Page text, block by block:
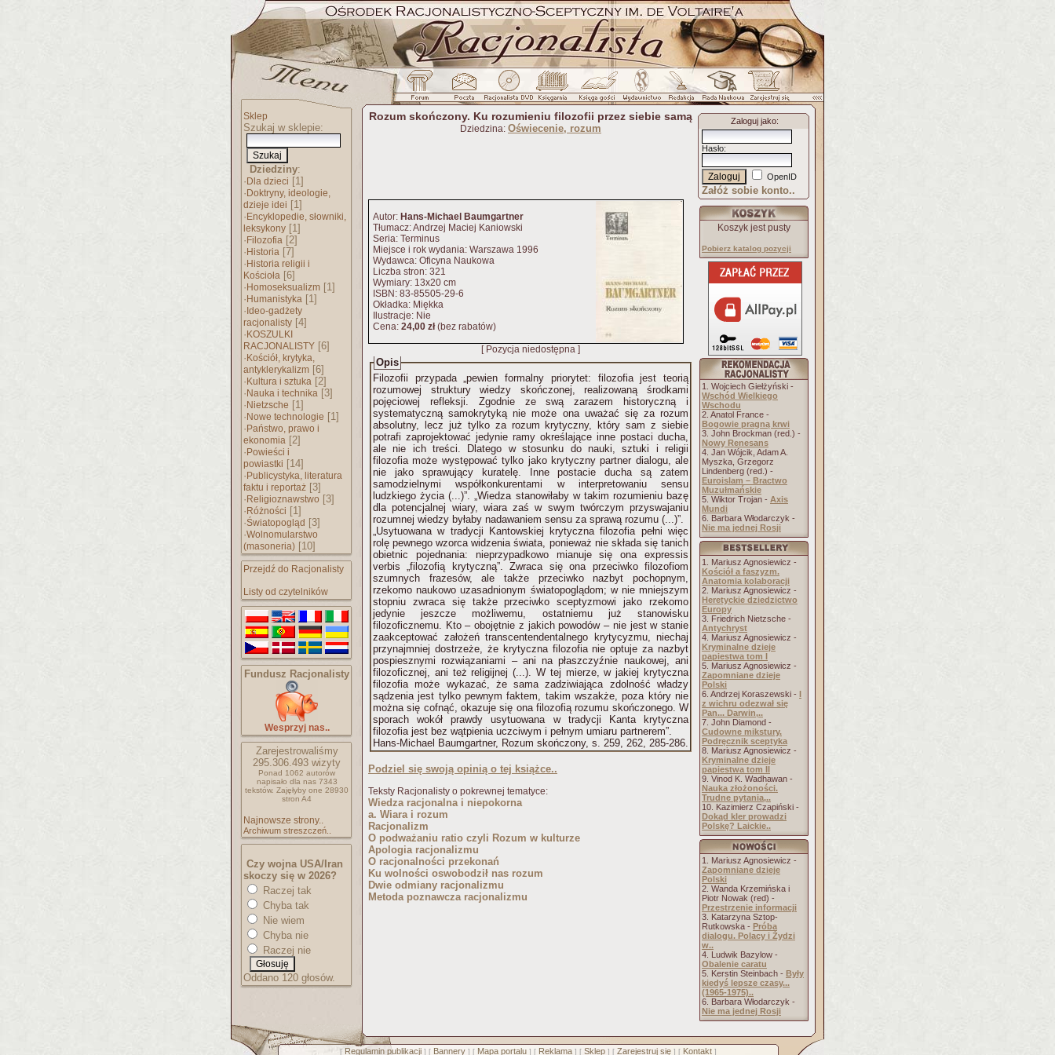
Sklep
Szukaj w sklepie:
Dziedziny:
· Dla dzieci [1]
· Doktryny, ideologie,
dzieje idei [1]
· Encyklopedie, słowniki,
leksykony [1]
· Filozofia [2]
· Historia [7]
· Historia religii i
Kościoła [6]
· Homoseksualizm [1]
· Humanistyka [1]
· Ideo-gadżety
racjonalisty [4]
· KOSZULKI
RACJONALISTY [6]
· Kościół, krytyka,
antyklerykalizm [6]
· Kultura i sztuka [2]
· Nauka i technika [3]
· Nietzsche [1]
· Nowe technologie [1]
· Państwo, prawo i
ekonomia [2]
· Powieści i
powiastki [14]
· Publicystyka, literatura
faktu i reportaż [3]
· Religioznawstwo [3]
· Różności [1]
·Światopogląd [3]
·Wolnomularstwo
(masoneria) [10]
Przejdź do Racjonalisty
Listy od czytelników
Fundusz Racjonalisty
Wesprzyj nas..
Zarejestrowaliśmy
295.306.493 wizyty
Ponad 1062 autorów
napisało dla nas 7343
tekstów. Zajęłyby one 28930
stron A4
Najnowsze strony..
Archiwum streszczeń..
Czy wojna USA/Iran
skoczy się w 2026?
Raczej tak
Chyba tak
Nie wiem
Chyba nie
Raczej nie
Oddano 120 głosów.
Rozum skończony. Ku rozumieniu filozofii przez siebie samą
Dziedzina: Oświecenie, rozum
Autor: Hans-Michael Baumgartner
Tłumacz: Andrzej Maciej Kaniowski
Seria: Terminus
Miejsce i rok wydania: Warszawa 1996
Wydawca: Oficyna Naukowa
Liczba stron: 321
Wymiary: 13x20 cm
ISBN: 83-85505-29-6
Okładka: Miękka
Ilustracje: Nie
Cena: 24,00 zł(bez rabatów)
[ Pozycja niedostępna ]
Opis
Filozofii przypada „pewien formalny priorytet: filozofia jest teorią
rozumowej struktury wiedzy skończonej, realizowaną środkami
pojęciowej refleksji. Zgodnie ze swą zarazem historyczną i
systematyczną samokrytyką nie może ona uważać się za rozum
absolutny, lecz już tylko za rozum krytyczny, który sam z siebie
potrafi zaprojektować jedynie ramy określające inne postaci ducha,
ale nie ich treści. Dlatego w stosunku do nauki, sztuki i religii
filozofia może występować tylko jako krytyczny partner dialogu, ale
nie jako sprawujący kuratelę. Inne postacie ducha są zatem
samodzielnymi współkonkurentami w interpretowaniu sensu
ludzkiego życia (...)”. „Wiedza stanowiłaby w takim rozumieniu bazę
dla potencjalnej wiary, wiara zaś w swym twórczym przyswajaniu
rozumnej wiedzy byłaby nadawaniem sensu za sprawą rozumu (...)”.
„Usytuowana w tradycji Kantowskiej krytyczna filozofia pełni więc
rolę pewnego wzorca widzenia świata, ponieważ nie składa się tanich
obietnic pojednania: nieprzypadkowo mianuje się ona expressis
verbis „filozofią krytyczną”. Zwraca się ona przeciwko filozofiom
szumnych frazesów, ale także przeciwko nazbyt pochopnym,
rzekomo naukowo uzasadnionym światopoglądom; w nie mniejszym
stopniu zwraca się także przeciwko sceptyzmowi jako rzekomo
jedynie jeszcze możliwemu, ostatniemu już stanowisku
filozoficznemu. Kto – obojętnie z jakich powodów – nie jest w stanie
zaakceptować założeń transcentendentalnego krytycyzmu, niechaj
przynajmniej dostrzeże, że krytyczna filozofia nie optuje za nazbyt
pospiesznymi rozwiązaniami – ani na płaszczyźnie naukowej, ani
filozoficznej, ani też religijnej (...). W tej mierze, w jakiej krytyczna
filozofia może wykazać, że sama zadziwiająca zdolność władzy
sądzenia jest tylko pewnym faktem, takim wszakże, poza który nie
można się cofnąć, okazuje się ona filozofią rozumu skończonego. W
sporach wokół prawdy usytuowana w tradycji Kanta krytyczna
filozofia jest bez wątpienia uczciwym i pełnym umiaru partnerem”.
Hans-Michael Baumgartner, Rozum skończony, s. 259, 262, 285-286.
Podziel się swoją opinią o tej książce..
Teksty Racjonalisty o pokrewnej tematyce:
Wiedza racjonalna i niepokorna
a. Wiara i rozum
Racjonalizm
O podważaniu ratio czyli Rozum w kulturze
Apologia racjonalizmu
O racjonalności przekonań
Ku wolności oswobodził nas rozum
Dwie odmiany racjonalizmu
Metoda poznawcza racjonalizmu
Zaloguj jako:
Hasło:
OpenID
Załóż sobie konto..
Koszyk jest pusty
Pobierz katalog pozycji
1. Wojciech Giełżyński -
Wschód Wielkiego
Wschodu
2. Anatol France -
Bogowie pragną krwi
3. John Brockman (red.) -
Nowy Renesans
4. Jan Wójcik, Adam A.
Myszka, Grzegorz
Lindenberg (red.) -
Euroislam – Bractwo
Muzułmańskie
5. Wiktor Trojan - Axis
Mundi
6. Barbara Włodarczyk -
Nie ma jednej Rosji
1. Mariusz Agnosiewicz -
Kościół a faszyzm.
Anatomia kolaboracji
2. Mariusz Agnosiewicz -
Heretyckie dziedzictwo
Europy
3. Friedrich Nietzsche -
Antychryst
4. Mariusz Agnosiewicz -
Kryminalne dzieje
papiestwa tom I
5. Mariusz Agnosiewicz -
Zapomniane dzieje
Polski
6. Andrzej Koraszewski - I
z wichru odezwał się
Pan... Darwin,..
7. John Diamond -
Cudowne mikstury.
Podręcznik sceptyka
8. Mariusz Agnosiewicz -
Kryminalne dzieje
papiestwa tom II
9. Vinod K. Wadhawan -
Nauka złożoności.
Trudne pytania,..
10. Kazimierz Czapiński -
Dokąd kler prowadzi
Polskę? Laickie..
1. Mariusz Agnosiewicz -
Zapomniane dzieje
Polski
2. Wanda Krzemińska i
Piotr Nowak (red) -
Przestrzenie informacji
3. Katarzyna Sztop-
Rutkowska - Próba
dialogu. Polacy i Żydzi
w..
4. Ludwik Bazylow -
Obalenie caratu
5. Kerstin Steinbach - Były
kiedyś lepsze czasy...
(1965-1975)..
6. Barbara Włodarczyk -
Nie ma jednej Rosji
[ Regulamin publikacji] [ Bannery] [ Mapa portalu] [ Reklama] [ Sklep] [ Zarejestruj się] [ Kontakt]